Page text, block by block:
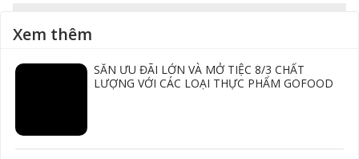
Xem thêm
SĂN ƯU ĐÃI LỚN VÀ MỞ TIỆC 8/3 CHẤT
LƯỢNG VỚI CÁC LOẠI THỰC PHẨM GOFOOD